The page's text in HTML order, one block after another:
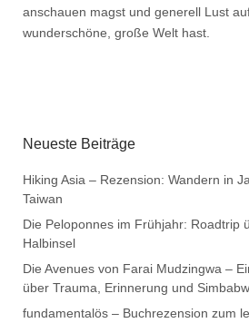
anschauen magst und generell Lust
wunderschöne, große Welt hast.
Neueste Beiträge
Hiking Asia – Rezension: Wandern in
Taiwan
Die Peloponnes im Frühjahr: Roadtrip
Halbinsel
Die Avenues von Farai Mudzingwa –
über Trauma, Erinnerung und
fundamentalös – Buchrezension zum